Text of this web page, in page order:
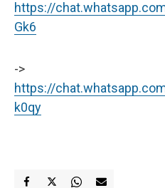
https://
Gk6
->
https://
k0qy